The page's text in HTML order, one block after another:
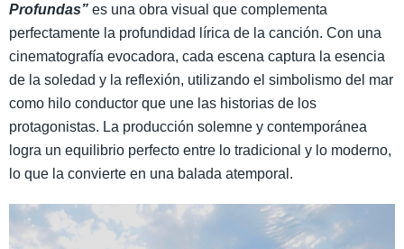
Profundas” es una obra visual que complementa
perfectamente la profundidad lírica de la canción. Con una
cinematografía evocadora, cada escena captura la esencia
de la soledad y la reflexión, utilizando el simbolismo del mar
como hilo conductor que une las historias de los
protagonistas. La producción solemne y contemporánea
logra un equilibrio perfecto entre lo tradicional y lo moderno,
lo que la convierte en una balada atemporal.